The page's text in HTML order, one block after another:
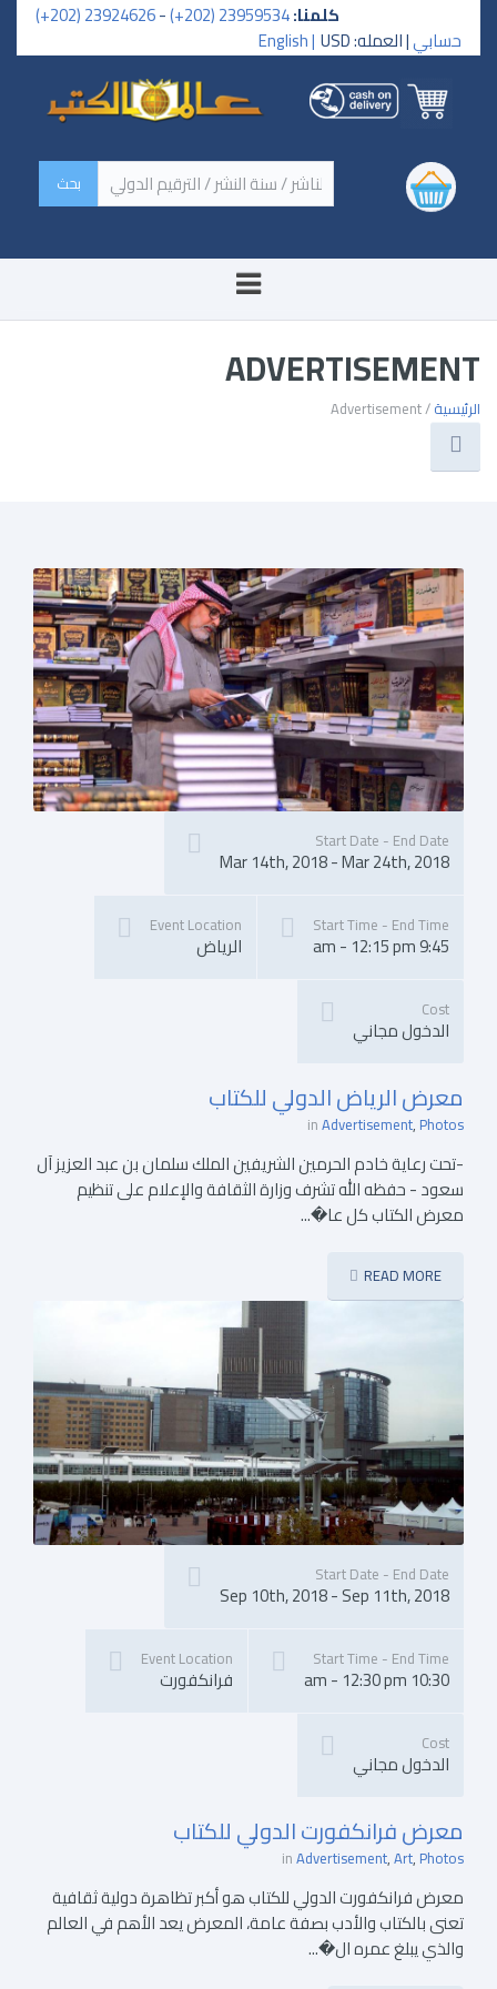
كلمنا:23959534 (202+)
-
23924626 (202+)
حسابي| العمله: USD English |
‏اسم الكتاب / اسم الناشر /
سنة النشر / الترقيم الدولي ‏
ADVERTISEMENT
الرئيسية/ Advertisement
Start Date - End Date
Mar 14th, 2018 - Mar 24th, 2018
Start Time - End Time
9:45 am - 12:15 pm
Event Location
الرياض
Cost
الدخول مجاني
معرض الرياض الدولي للكتاب
inAdvertisement Photos
-تحت رعاية خادم الحرمين الشريفين الملك سلمان بن عبد العزيز آل
سعود - حفظه الله تشرف وزارة الثقافة والإعلام على تنظيم
معرض الكتاب كل عا�...
READ MORE
Start Date - End Date
Sep 10th, 2018 - Sep 11th, 2018
Start Time - End Time
10:30 am - 12:30 pm
Event Location
فرانكفورت
Cost
الدخول مجاني
معرض فرانكفورت الدولي للكتاب
inAdvertisement Art Photos
معرض فرانكفورت الدولي للكتاب هو أكبر تظاهرة دولية ثقافية
تعنى بالكتاب والأدب بصفة عامة، المعرض يعد الأهم في العالم
والذي يبلغ عمره ال�...